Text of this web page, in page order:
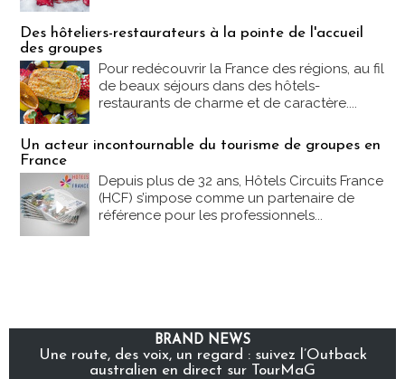
Des hôteliers-restaurateurs à la pointe de l'accueil
des groupes
Pour redécouvrir la France des régions, au fil
de beaux séjours dans des hôtels-
restaurants de charme et de caractère....
Un acteur incontournable du tourisme de groupes en
France
Depuis plus de 32 ans, Hôtels Circuits France
(HCF) s’impose comme un partenaire de
référence pour les professionnels...
BRAND NEWS
Une route, des voix, un regard : suivez l’Outback
australien en direct sur TourMaG